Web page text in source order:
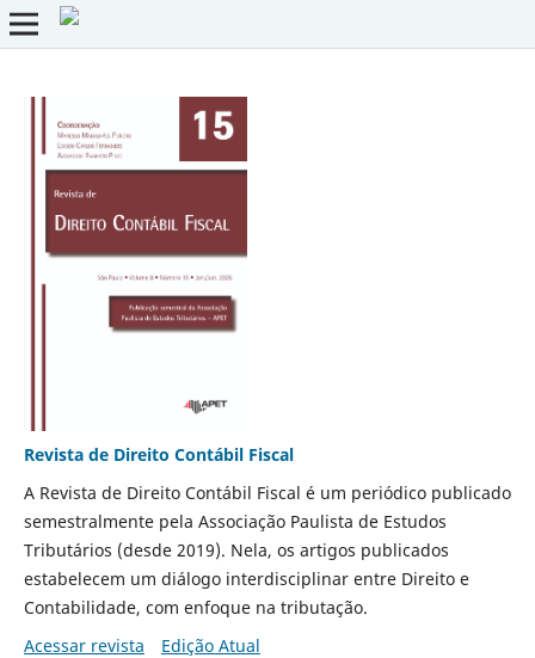
Revista de Direito Contábil Fiscal
A Revista de Direito Contábil Fiscal é um periódico publicado
semestralmente pela Associação Paulista de Estudos
Tributários (desde 2019). Nela, os artigos publicados
estabelecem um diálogo interdisciplinar entre Direito e
Contabilidade, com enfoque na tributação.
Acessar revista
Edição Atual